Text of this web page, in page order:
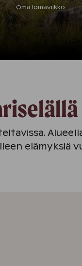
Oma lomaviikko
elämyksiä